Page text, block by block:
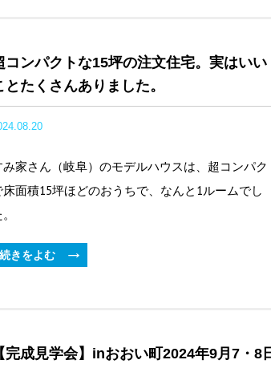
コンパクトな15坪の注文住宅。実はいい
とたくさんありました。
み家さん（岐阜）のモデルハウスは、超コンパク
床面積15坪ほどのおうちで、なんと1ルームでし
続きをよむ
【完成見学会】inおおい町2024年9月7・8